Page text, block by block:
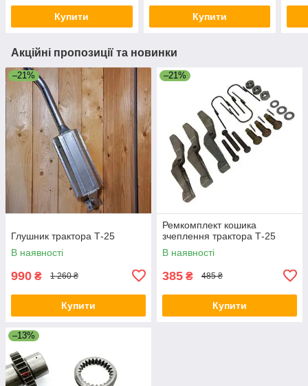
Купити Купити
Акційні пропозиції та новинки
–21%
Глушник трактора Т-25
В наявності
990 ₴ 1 260 ₴
Купити
–21%
Ремкомплект кошика
зчеплення трактора Т-25
В наявності
385 ₴ 485 ₴
Купити
–13%